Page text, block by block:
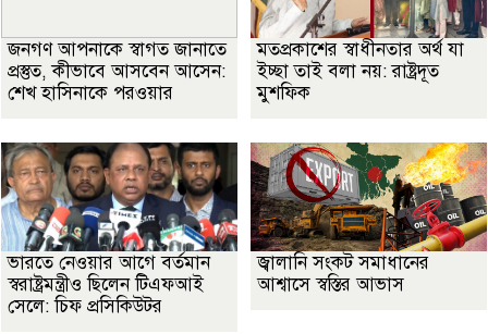
জনগণ আপনাকে স্বাগত জানাতে
প্রস্তুত, কীভাবে আসবেন আসেন:
শেখ হাসিনাকে পরওয়ার
মতপ্রকাশের স্বাধীনতার অর্থ যা
ইচ্ছা তাই বলা নয়: রাষ্ট্রদূত
মুশফিক
ভারতে নেওয়ার আগে বর্তমান
স্বরাষ্ট্রমন্ত্রীও ছিলেন টিএফআই
সেলে: চিফ প্রসিকিউটর
জ্বালানি সংকট সমাধানের
আশ্বাসে স্বস্তির আভাস